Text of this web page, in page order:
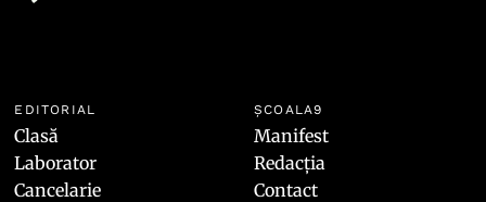
EDITORIAL
Clasă
Laborator
Cancelarie
ȘCOALA9
Manifest
Redacția
Contact